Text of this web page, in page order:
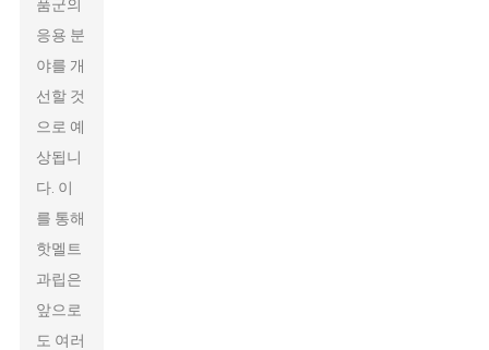
품군의
응용 분
야를 개
선할 것
으로 예
상됩니
다. 이
를 통해
핫멜트
과립은
앞으로
도 여러